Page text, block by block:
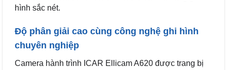
hình sắc nét.
Độ phân giải cao cùng công nghệ ghi hình
chuyên nghiệp
Camera hành trình ICAR Ellicam A620 được trang bị